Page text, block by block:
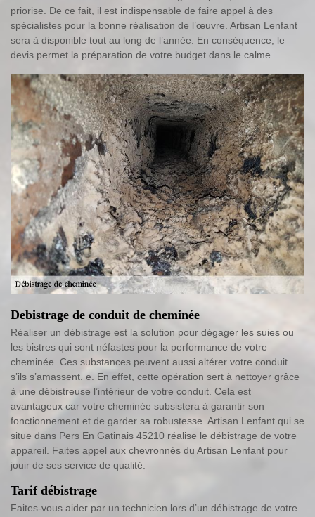
priorise. De ce fait, il est indispensable de faire appel à des
spécialistes pour la bonne réalisation de l’œuvre. Artisan Lenfant
sera à disponible tout au long de l’année. En conséquence, le
devis permet la préparation de votre budget dans le calme.
Debistrage de conduit de cheminée
Réaliser un débistrage est la solution pour dégager les suies ou
les bistres qui sont néfastes pour la performance de votre
cheminée. Ces substances peuvent aussi altérer votre conduit
s’ils s’amassent. e. En effet, cette opération sert à nettoyer grâce
à une débistreuse l’intérieur de votre conduit. Cela est
avantageux car votre cheminée subsistera à garantir son
fonctionnement et de garder sa robustesse. Artisan Lenfant qui se
situe dans Pers En Gatinais 45210 réalise le débistrage de votre
appareil. Faites appel aux chevronnés du Artisan Lenfant pour
jouir de ses service de qualité.
Tarif débistrage
Faites-vous aider par un technicien lors d’un débistrage de votre